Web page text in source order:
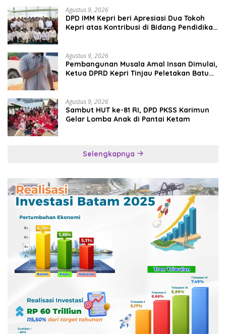
Agustus 9, 2026
DPD IMM Kepri beri Apresiasi Dua Tokoh
Kepri atas Kontribusi di Bidang Pendidikan
Agustus 9, 2026
Pembangunan Musala Amal Insan Dimulai,
Ketua DPRD Kepri Tinjau Peletakan Batu
Agustus 9, 2026
Sambut HUT ke-81 RI, DPD PKSS Karimun
Gelar Lomba Anak di Pantai Ketam
Selengkapnya